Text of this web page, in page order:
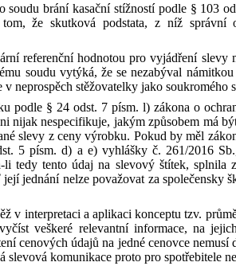
soudu brání kasační stížností podle § 103
tom, že skutková podstata, z níž správní
referenční hodnotou pro vyjádření
soudu vytýká, že senezabýval
v neprospěch stěžovatelky jako soukromého
podle § 24 odst. 7 písm. l) zákona o
nijak nespecifikuje, jakým způsobem má
slevy z ceny výrobku. Pokud by měl
5písm. d) a e) vyhláškyč. 261/2016 Sb.
‑li tedy tento údaj na slevový štítek, splnila
jednání nelze považovat za
v interpretaci a aplikaci konceptu tzv.
veškeré relevantní informace, na
cenových údajů na jedné cenovce
slevová komunikace proto pro spotřebitele